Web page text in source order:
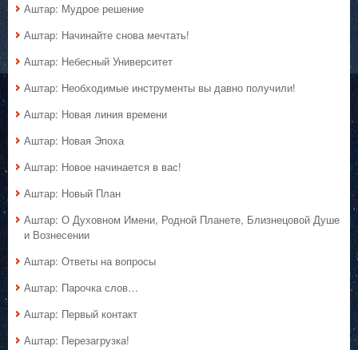
Аштар: Мудрое решение
Аштар: Начинайте снова мечтать!
Аштар: Небесный Университет
Аштар: Необходимые инструменты вы давно получили!
Аштар: Новая линия времени
Аштар: Новая Эпоха
Аштар: Новое начинается в вас!
Аштар: Новый План
Аштар: О Духовном Имени, Родной Планете, Близнецовой Душе
и Вознесении
Аштар: Ответы на вопросы
Аштар: Парочка слов…
Аштар: Первый контакт
Аштар: Перезагрузка!